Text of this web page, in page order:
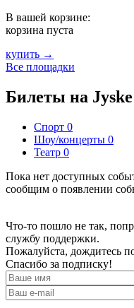
В вашей корзине:
корзина пуста
купить →
Все площадки
Билеты на
Спорт 0
Шоу/концерты 0
Театр 0
Пока нет доступных
сообщим о появлении
Что-то пошло не так,
службу поддержки.
Пожалуйста, дождитесь
Спасибо за подписку!